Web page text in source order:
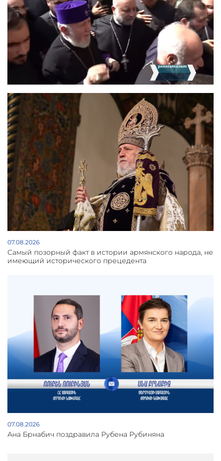
07.08.2026
Самый позорный факт в истории армянского народа, не
имеющий исторического прецедента
07.08.2026
Ана Брнабич поздравила Рубена Рубиняна